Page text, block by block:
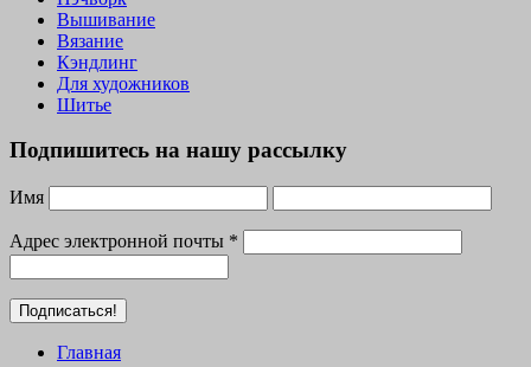
Вышивание
Вязание
Кэндлинг
Для художников
Шитье
Подпишитесь на нашу рассылку
Имя
Адрес электронной почты *
Главная